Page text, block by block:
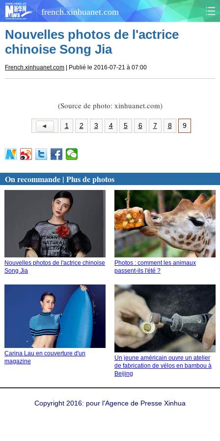
french.xinhuanet.com
CHINE MONDE
SANTÉ SPORTS
TOURISME
DOSSIERS PHOTOS
VIDÉOS
Nouvelles photos de l'actrice
chinoise Song Jia
French.xinhuanet.com | Publié le 2016-07-21 à 07:00
(Source de photo: xinhuanet.com)
1 2 3 4 5 6 7 8 9
On recommande | Plus de photos
Nouvelles photos de l'actrice chinoise
Song Jia
Photos : comment les animaux
passent-ils l'été ?
Carina Lau en couverture d'un
magazine
Un jeune américain ouvre un atelier
de fabrication de vélos en bambou à
Beijing
Copyright 2016: pour l'Agence de Presse Xinhua